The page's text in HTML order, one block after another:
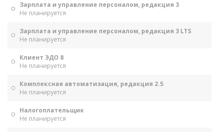
Зарплата и управление персоналом, редакция 3
Не планируется
Зарплата и управление персоналом, редакция 3 LTS
Не планируется
Клиент ЭДО 8
Не планируется
Комплексная автоматизация, редакция 2.5
Не планируется
Налогоплательщик
Не планируется